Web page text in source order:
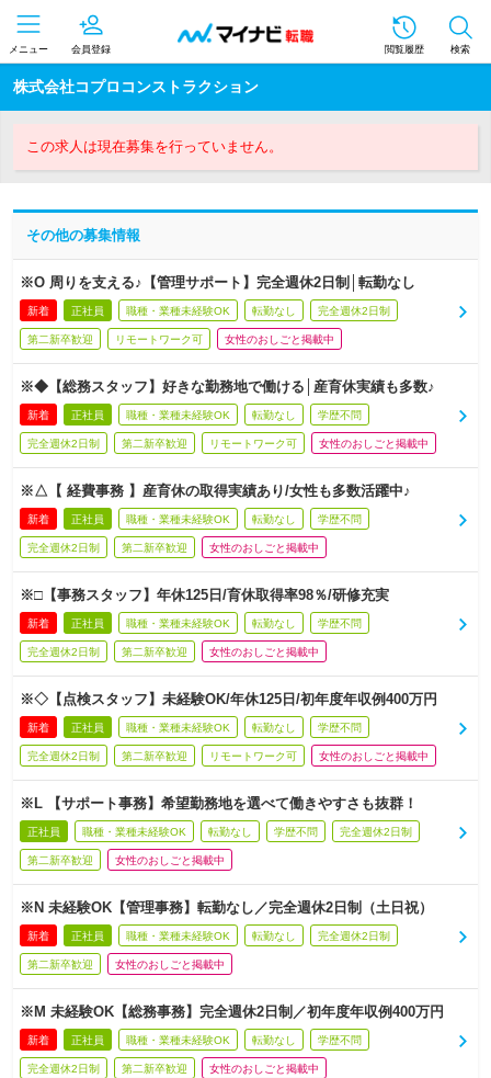
メニュー 会員登録 閲覧履歴 検索
株式会社コプロコンストラクション
この求人は現在募集を行っていません。
その他の募集情報
※O 周りを支える♪【管理サポート】完全週休2日制│転勤なし
新着 正社員 職種・業種未経験OK 転勤なし 完全週休2日制
第二新卒歓迎 リモートワーク可 女性のおしごと掲載中
※◆【総務スタッフ】好きな勤務地で働ける│産育休実績も多数♪
新着 正社員 職種・業種未経験OK 転勤なし 学歴不問
完全週休2日制 第二新卒歓迎 リモートワーク可 女性のおしごと掲載中
※△【 経費事務 】産育休の取得実績あり/女性も多数活躍中♪
新着 正社員 職種・業種未経験OK 転勤なし 学歴不問
完全週休2日制 第二新卒歓迎 女性のおしごと掲載中
※□【事務スタッフ】年休125日/育休取得率98％/研修充実
新着 正社員 職種・業種未経験OK 転勤なし 学歴不問
完全週休2日制 第二新卒歓迎 女性のおしごと掲載中
※◇【点検スタッフ】未経験OK/年休125日/初年度年収例400万円
新着 正社員 職種・業種未経験OK 転勤なし 学歴不問
完全週休2日制 第二新卒歓迎 リモートワーク可 女性のおしごと掲載中
※L 【サポート事務】希望勤務地を選べて働きやすさも抜群！
正社員 職種・業種未経験OK 転勤なし 学歴不問 完全週休2日制
第二新卒歓迎 女性のおしごと掲載中
※N 未経験OK【管理事務】転勤なし／完全週休2日制（土日祝）
新着 正社員 職種・業種未経験OK 転勤なし 完全週休2日制
第二新卒歓迎 女性のおしごと掲載中
※M 未経験OK【総務事務】完全週休2日制／初年度年収例400万円
新着 正社員 職種・業種未経験OK 転勤なし 学歴不問
完全週休2日制 第二新卒歓迎 女性のおしごと掲載中